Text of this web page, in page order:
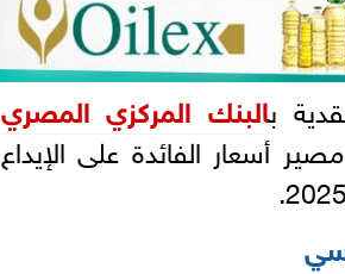
بالبنك المركزي المصري
أسعار الفائدة على الإيداع